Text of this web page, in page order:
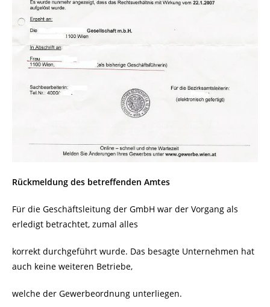
Rückmeldung des betreffenden Amtes
Für die Geschäftsleitung der GmbH war der Vorgang als
erledigt betrachtet, zumal alles
korrekt durchgeführt wurde. Das besagte Unternehmen hat
auch keine weiteren Betriebe,
welche der Gewerbeordnung unterliegen.